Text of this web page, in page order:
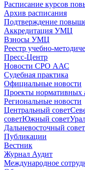
Расписание курсов
Архив расписания
Подтверждение
Аккредитация УМЦ
Взносы УМЦ
Реестр учебно-
Пресс-Центр
Новости СРО ААС
Судебная практика
Официальные новости
Проекты нормативных
Региональные новости
Центральный совет
советЮжный совет
Дальневосточный совет
Публикации
Вестник
Журнал Аудит
Международное